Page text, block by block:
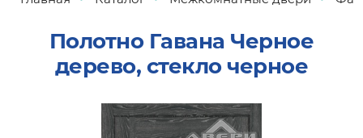
Полотно Гавана Черное
дерево, стекло черное